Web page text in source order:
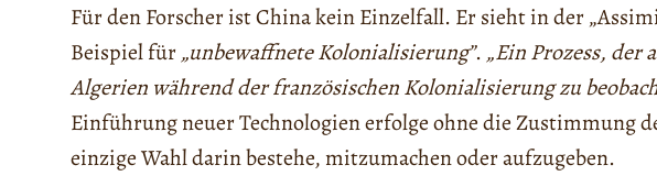
Für den Forscher ist China kein Einzelfall. Er sieht in der
Beispiel für„unbewaffnete Kolonialisierung”. „Ein Prozess, der
Algerien während der französischen Kolonialisierung zu
Einführung neuer Technologien erfolge ohne die Zustimmung
einzige Wahl darin bestehe, mitzumachen oder aufzugeben.